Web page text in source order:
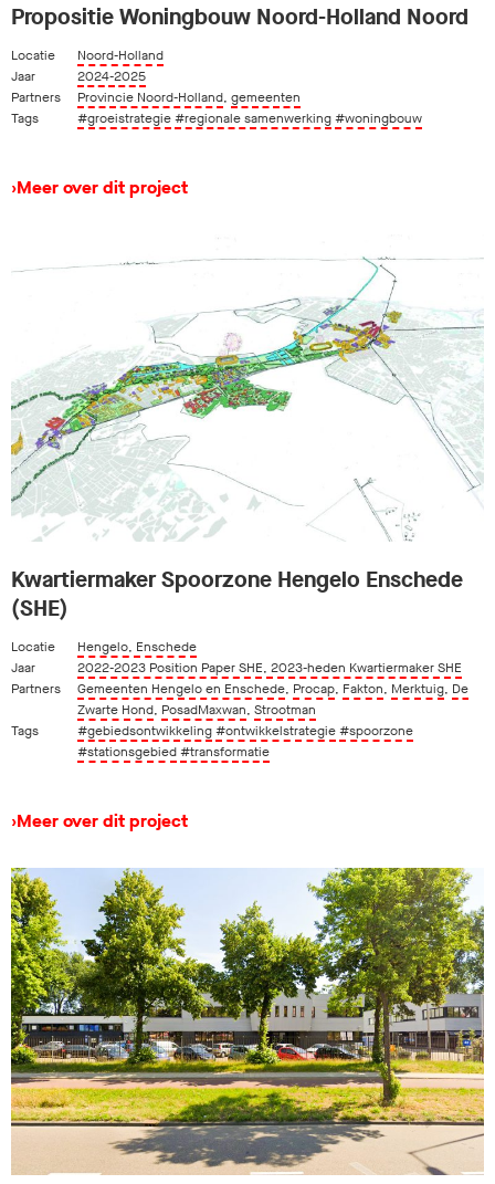
Propositie Woningbouw Noord-Holland Noord
Locatie
Noord-Holland
Jaar
2024-2025
Partners
Provincie Noord-Holland, gemeenten
Tags
#groeistrategie#regionale samenwerking#woningbouw
›Meer over dit project
Kwartiermaker Spoorzone Hengelo Enschede
(SHE)
Locatie
Hengelo, Enschede
Jaar
2022-2023 Position Paper SHE, 2023-heden Kwartiermaker SHE
Partners
Gemeenten Hengelo en Enschede, Procap, Fakton, Merktuig, De
Zwarte Hond, PosadMaxwan, Strootman
Tags
#gebiedsontwikkeling#ontwikkelstrategie#spoorzone
#stationsgebied#transformatie
›Meer over dit project